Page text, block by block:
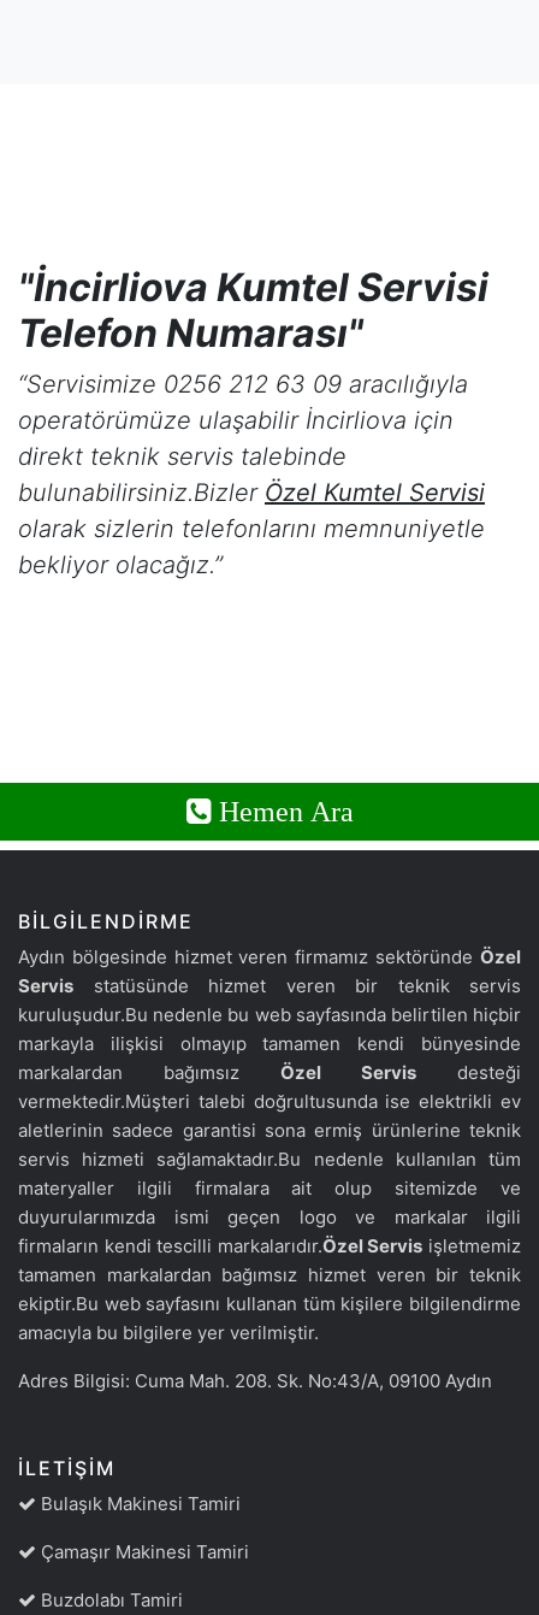
"İncirliova Kumtel Servisi
Telefon Numarası"
“Servisimize 0256 212 63 09 aracılığıyla
operatörümüze ulaşabilir İncirliova için
direkt teknik servis talebinde
bulunabilirsiniz.Bizler Özel Kumtel Servisi
olarak sizlerin telefonlarını memnuniyetle
bekliyor olacağız.”
Hemen Ara
BILGILENDIRME
Aydın bölgesinde hizmet veren firmamız sektöründe Özel
Servis statüsünde hizmet veren bir teknik servis
kuruluşudur.Bu nedenle bu web sayfasında belirtilen hiçbir
markayla ilişkisi olmayıp tamamen kendi bünyesinde
markalardan bağımsız Özel Servis desteği
vermektedir.Müşteri talebi doğrultusunda ise elektrikli ev
aletlerinin sadece garantisi sona ermiş ürünlerine teknik
servis hizmeti sağlamaktadır.Bu nedenle kullanılan tüm
materyaller ilgili firmalara ait olup sitemizde ve
duyurularımızda ismi geçen logo ve markalar ilgili
firmaların kendi tescilli markalarıdır.Özel Servis işletmemiz
tamamen markalardan bağımsız hizmet veren bir teknik
ekiptir.Bu web sayfasını kullanan tüm kişilere bilgilendirme
amacıyla bu bilgilere yer verilmiştir.
Adres Bilgisi: Cuma Mah. 208. Sk. No:43/A, 09100 Aydın
İLETIŞIM
Bulaşık Makinesi Tamiri
Çamaşır Makinesi Tamiri
Buzdolabı Tamiri